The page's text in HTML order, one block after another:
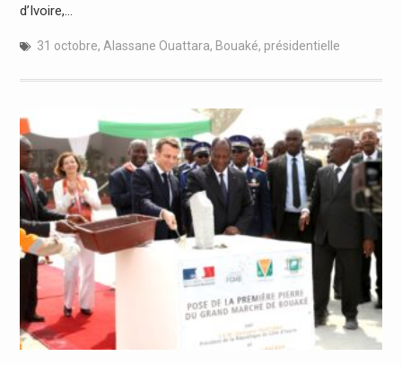
d’Ivoire,…
31 octobre, Alassane Ouattara, Bouaké, présidentielle